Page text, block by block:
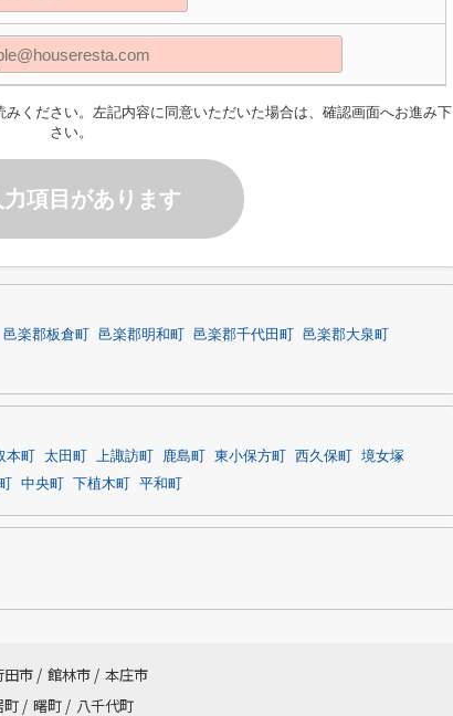
みください。左記内容に同意いただいた場合は、確認画面へお進み下
さい。
力項目があります
邑楽郡板倉町 邑楽郡明和町 邑楽郡千代田町
邑楽郡大泉町
本町 太田町 上諏訪町 鹿島町 東小保方町 西久保町
境女塚
中央町 下植木町 平和町
田市 / 館林市 / 本庄市
町 / 曙町 / 八千代町